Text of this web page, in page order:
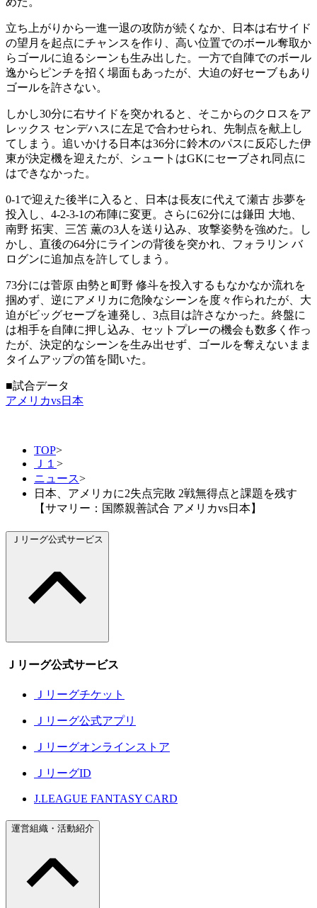
立ち上がりから一進一退の攻防が続くなか、日本は右サイド
の望月を起点にチャンスを作り、高い位置でのボール奪取か
らゴールに迫るシーンも生み出した。一方で自陣でのボール
逸からピンチを招く場面もあったが、大迫の好セーブもあり
ゴールを許さない。
しかし30分に右サイドを突かれると、そこからのクロスをア
レックス センデハスに左足で合わせられ、先制点を献上し
てしまう。追いかける日本は36分に鈴木のパスに反応した伊
東が決定機を迎えたが、シュートはGKにセーブされ同点に
はできなかった。
0-1で迎えた後半に入ると、日本は長友に代えて瀬古 歩夢を
投入し、4-2-3-1の布陣に変更。さらに62分には鎌田 大地、
南野 拓実、三笘 薫の3人を送り込み、攻撃姿勢を強めた。し
かし、直後の64分にラインの背後を突かれ、フォラリン バ
ログンに追加点を許してしまう。
73分には菅原 由勢と町野 修斗を投入するもなかなか流れを
掴めず、逆にアメリカに危険なシーンを度々作られたが、大
迫がビッグセーブを連発し、3点目は許さなかった。終盤に
は相手を自陣に押し込み、セットプレーの機会も数多く作っ
たが、決定的なシーンを生み出せず、ゴールを奪えないまま
タイムアップの笛を聞いた。
■試合データ
アメリカvs日本
TOP>
Ｊ１ >
ニュース>
日本、アメリカに2失点完敗 2戦無得点と課題を残す
【サマリー：国際親善試合 アメリカvs日本】
Ｊリーグ公式サービス
Ｊリーグ公式サービス
Ｊリーグチケット
Ｊリーグ公式アプリ
Ｊリーグオンラインストア
ＪリーグID
J.LEAGUE FANTASY CARD
運営組織・活動紹介